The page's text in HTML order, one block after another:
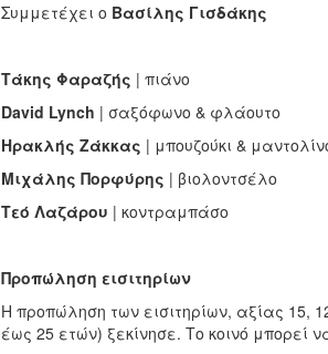
Συμμετέχει ο Βασίλης Γισδάκης
Τάκης Φαραζής | πιάνο
David Lynch | σαξόφωνο & φλάουτο
Ηρακλής Ζάκκας | μπουζούκι &
Μιχάλης Πορφύρης | βιολοντσέλο
Τεό Λαζάρου | κοντραμπάσο
Προπώληση εισιτηρίων
Η προπώληση των εισιτηρίων, αξίας 15,
έως 25 ετών) ξεκίνησε. Το κοινό μπορεί